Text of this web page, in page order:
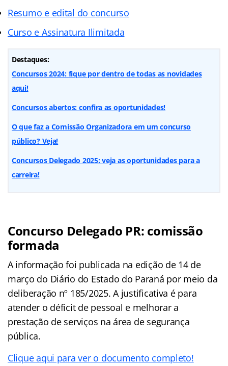
Resumo e edital do concurso
Curso e Assinatura Ilimitada
Destaques:
Concursos 2024: fique por dentro de todas as novidades
aqui!
Concursos abertos: confira as oportunidades!
O que faz a Comissão Organizadora em um concurso
público? Veja!
Concursos Delegado 2025: veja as oportunidades para a
carreira!
Concurso Delegado PR: comissão
formada
A informação foi publicada na edição de 14 de
março do Diário do Estado do Paraná por meio da
deliberação nº 185/2025. A justificativa é para
atender o déficit de pessoal e melhorar a
prestação de serviços na área de segurança
pública.
Clique aqui para ver o documento completo!